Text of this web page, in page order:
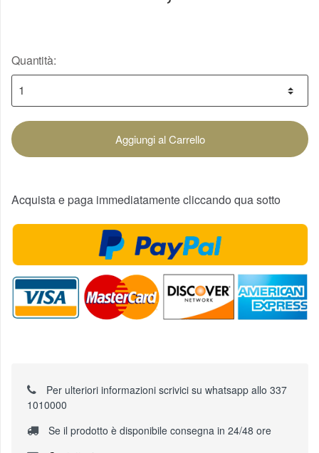
Quantità:
Aggiungi al Carrello
Acquista e paga immediatamente cliccando qua sotto
Per ulteriori informazioni scrivici su whatsapp allo 337
1010000
Se il prodotto è disponibile consegna in 24/48 ore